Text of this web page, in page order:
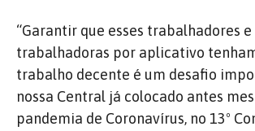
“Garantir que esses trabalhadores e
trabalhadoras por aplicativo
trabalho decente é um desafio
nossa Central já colocado antes
pandemia de Coronavírus, no 13º